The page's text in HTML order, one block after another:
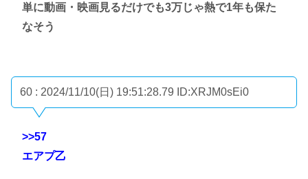
単に動画・映画見るだけでも3万じゃ熱で1年も保た
なそう
60 : 2024/11/10(日) 19:51:28.79 ID:XRJM0sEi0
>>57
エアプ乙